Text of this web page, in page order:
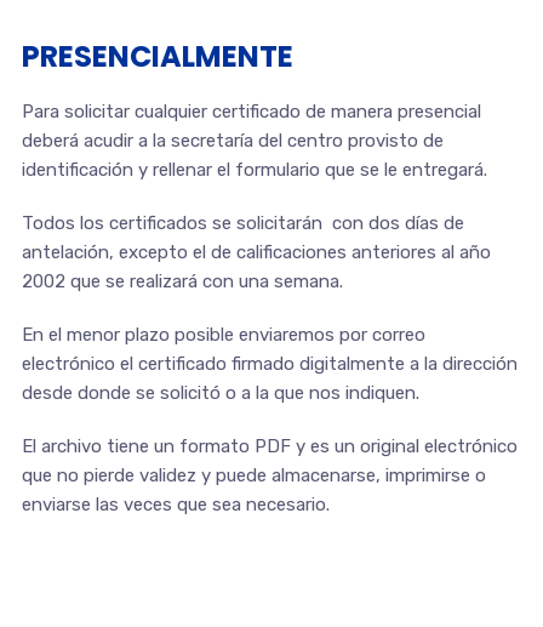
PRESENCIALMENTE
Para solicitar cualquier certificado de manera presencial
deberá acudir a la secretaría del centro provisto de
identificación y rellenar el formulario que se le entregará.
Todos los certificados se solicitarán con dos días de
antelación, excepto el de calificaciones anteriores al año
2002 que se realizará con una semana.
En el menor plazo posible enviaremos por correo
electrónico el certificado firmado digitalmente a la dirección
desde donde se solicitó o a la que nos indiquen.
El archivo tiene un formato PDF y es un original electrónico
que no pierde validez y puede almacenarse, imprimirse o
enviarse las veces que sea necesario.